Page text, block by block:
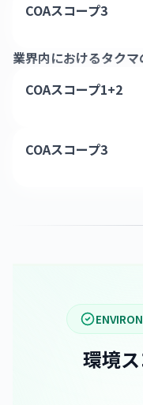
COAスコープ3
業界内におけるタクマ
COAスコープ1+2
COAスコープ3
環境